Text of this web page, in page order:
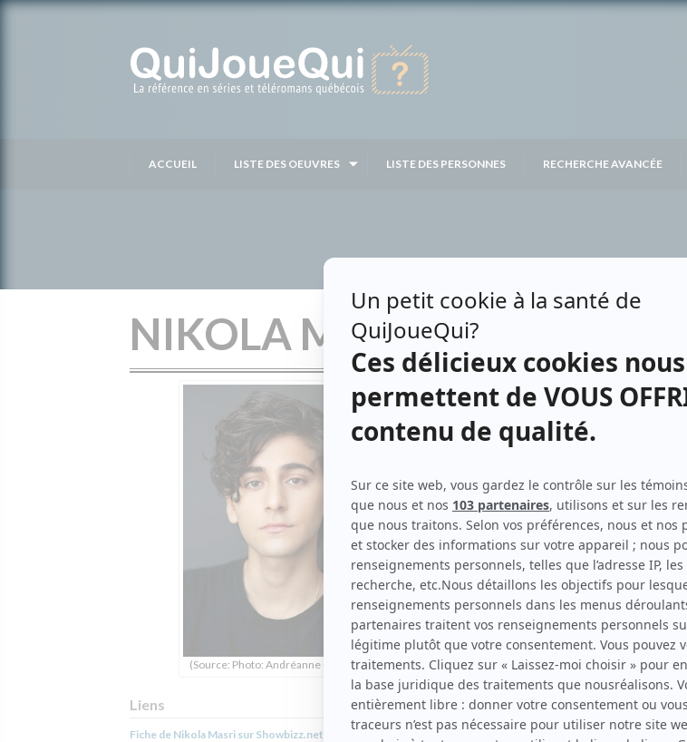
ACCUEIL LISTE DES OEUVRES LISTE DES PERSONNES RECHERCHE AVANCÉE
NIKOLA MASRI
(Source: Photo: Andréanne Gauthier)
Liens
Fiche de Nikola Masri sur Showbizz.net
Personnages
STAT(Amine Farouk2024
Classé secret
Mémoires vives(Kamil Haddad2016- 2017)
30 vies
Jahan Khayyam
Géants()